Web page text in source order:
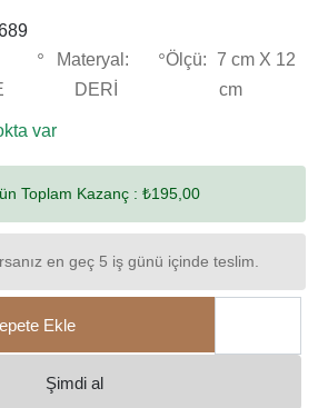
Materyal:
DERİ
Ölçü: 7 cm X 12
cm
var
Toplam Kazanç : ₺195,00
en geç 5 iş günü içinde teslim.
Ekle
Şimdi al